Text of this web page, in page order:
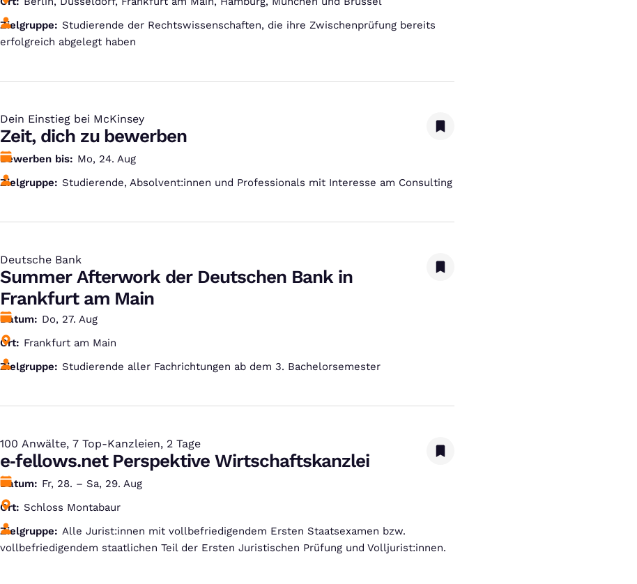
Zielgruppe
Studierende der Rechtswissenschaften, die ihre Zwischenprüfung bereits
erfolgreich abgelegt haben
Dein Einstieg bei McKinsey
:
Zeit, dich zu bewerben
Bewerben bis
Mo, 24. Aug
Zielgruppe
Studierende, Absolvent:innen und Professionals mit Interesse am Consulting
Deutsche Bank
:
Summer Afterwork der Deutschen Bank in
Frankfurt am Main
Datum
Do, 27. Aug
Ort
Frankfurt am Main
Zielgruppe
Studierende aller Fachrichtungen ab dem 3. Bachelorsemester
100 Anwälte, 7 Top-Kanzleien, 2 Tage
:
e‑fellows.net Perspektive Wirtschaftskanzlei
Datum
Fr, 28. – Sa, 29. Aug
Ort
Schloss Montabaur
Zielgruppe
Alle Jurist:innen mit vollbefriedigendem Ersten Staatsexamen bzw.
vollbefriedigendem staatlichen Teil der Ersten Juristischen Prüfung und Volljurist:innen.